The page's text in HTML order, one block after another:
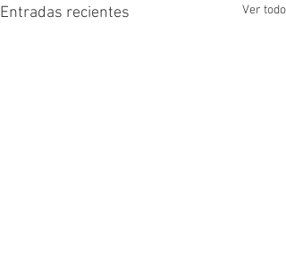
Entradas recientes Ver todo